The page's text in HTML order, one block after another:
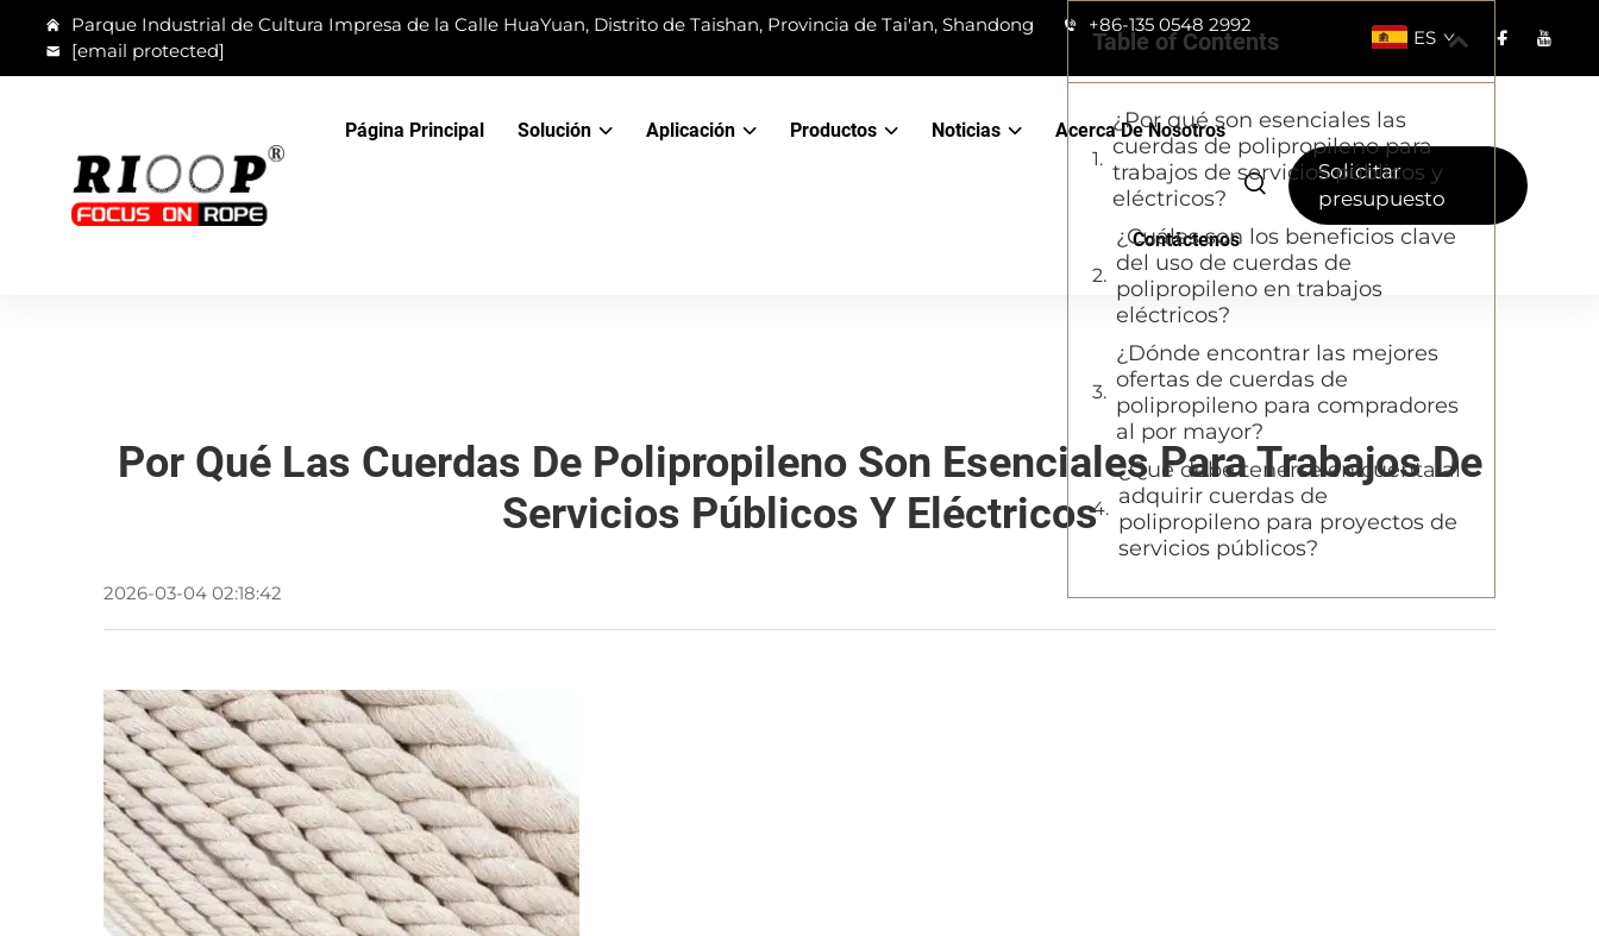
Parque Industrial de Cultura Impresa de la Calle HuaYuan, Distrito de Taishan, Provincia de Tai'an, Shandong
+86-135 0548 2992
[email protected]
ES
Página Principal Solución Aplicación Productos Noticias Acerca De Nosotros
Contáctenos
Solicitar
presupuesto
Por Qué Las Cuerdas De Polipropileno Son Esenciales Para Trabajos De
Servicios Públicos Y Eléctricos
2026-03-04 02:18:42
Table of Contents
¿Por qué son esenciales las
cuerdas de polipropileno para
trabajos de servicios públicos y
eléctricos?
¿Cuáles son los beneficios clave
del uso de cuerdas de
polipropileno en trabajos
eléctricos?
¿Dónde encontrar las mejores
ofertas de cuerdas de
polipropileno para compradores
al por mayor?
¿Qué debe tenerse en cuenta al
adquirir cuerdas de
polipropileno para proyectos de
servicios públicos?